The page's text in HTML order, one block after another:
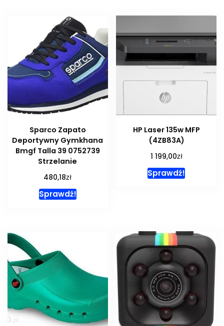
Sparco Zapato
Deportywny Gymkhana
Bmgf Talla 39 0752739
Strzelanie
480,18zł
Sprawdź!
HP Laser 135w MFP
(4ZB83A)
1 199,00zł
Sprawdź!